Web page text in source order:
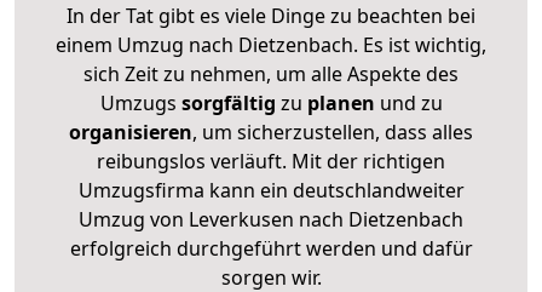
In der Tat gibt es viele Dinge zu beachten bei
einem Umzug nach Dietzenbach. Es ist wichtig,
sich Zeit zu nehmen, um alle Aspekte des
Umzugs sorgfältig zu planen und zu
organisieren, um sicherzustellen, dass alles
reibungslos verläuft. Mit der richtigen
Umzugsfirma kann ein deutschlandweiter
Umzug von Leverkusen nach Dietzenbach
erfolgreich durchgeführt werden und dafür
sorgen wir.